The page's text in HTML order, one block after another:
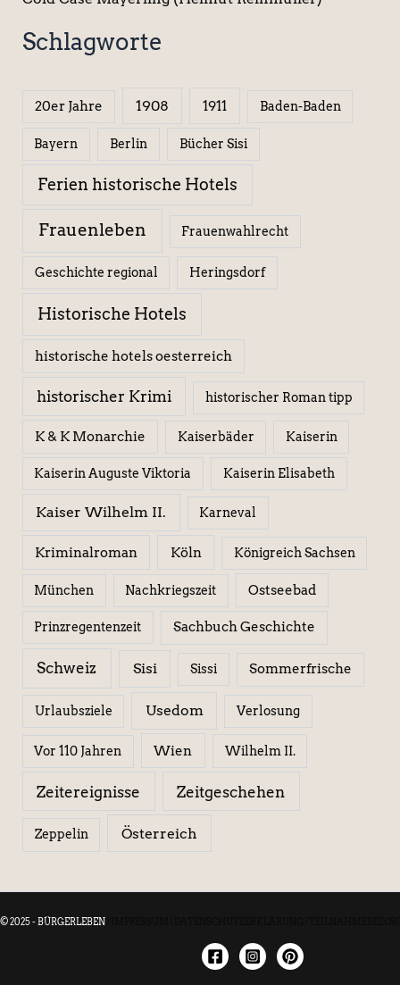
Schlagworte
20er Jahre 1908 1911 Baden-Baden
Bayern Berlin Bücher Sisi
Ferien historische Hotels
Frauenleben Frauenwahlrecht
Geschichte regional Heringsdorf
Historische Hotels
historische hotels oesterreich
historischer Krimi historischer Roman tipp
K & K Monarchie Kaiserbäder Kaiserin
Kaiserin Auguste Viktoria Kaiserin Elisabeth
Kaiser Wilhelm II. Karneval
Kriminalroman Köln Königreich Sachsen
München Nachkriegszeit Ostseebad
Prinzregentenzeit Sachbuch Geschichte
Schweiz Sisi Sissi Sommerfrische
Urlaubsziele Usedom Verlosung
Vor 110 Jahren Wien Wilhelm II.
Zeitereignisse Zeitgeschehen
Zeppelin Österreich
© 2025 - BÜRGERLEBEN